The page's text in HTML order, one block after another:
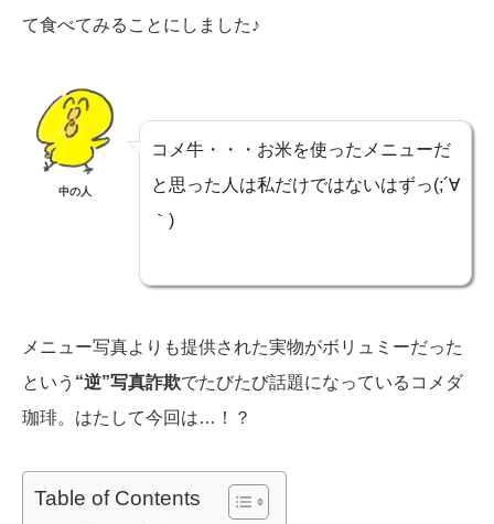
て食べてみることにしました♪
中の人
コメ牛・・・お米を使ったメニューだ
と思った人は私だけではないはずっ(;´∀
｀)
メニュー写真よりも提供された実物がボリュミーだった
という “逆”写真詐欺でたびたび話題になっているコメダ
珈琲。はたして今回は…！？
Table of Contents